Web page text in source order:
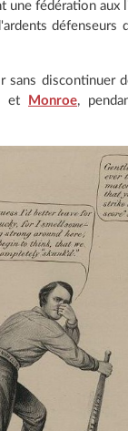
une fédération aux
défenseurs
sans discontinuer
et Monroe,